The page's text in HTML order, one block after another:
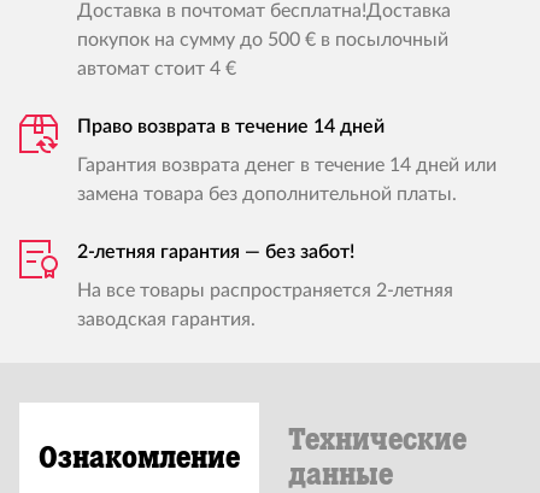
Доставка в почтомат бесплатна!Доставка
покупок на сумму до 500 € в посылочный
автомат стоит 4 €
Право возврата в течение 14 дней
Гарантия возврата денег в течение 14 дней или
замена товара без дополнительной платы.
2-летняя гарантия — без забот!
На все товары распространяется 2-летняя
заводская гарантия.
Ознакомление
Технические
данные